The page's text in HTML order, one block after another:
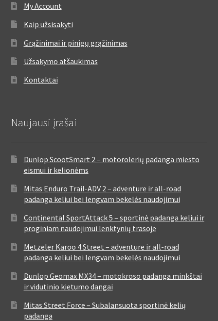
My Account
Kaip užsisakyti
Grąžinimai ir pinigų grąžinimas
Užsakymo atšaukimas
Kontaktai
Naujausi įrašai
Dunlop ScootSmart 2 – motorolerių padanga miesto
eismui ir kelionėms
Mitas Enduro Trail-ADV 2 – adventure ir all-road
padanga keliui bei lengvam bekelės naudojimui
Continental SportAttack 5 – sportinė padanga keliui ir
proginiam naudojimui lenktynių trasoje
Metzeler Karoo 4 Street – adventure ir all-road
padanga keliui bei lengvam bekelės naudojimui
Dunlop Geomax MX34 – motokroso padanga minkštai
ir vidutinio kietumo dangai
Mitas Street Force – Subalansuota sportinė kelių
padanga